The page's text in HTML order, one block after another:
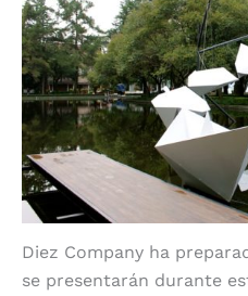
Diez Company ha
se presentarán durante